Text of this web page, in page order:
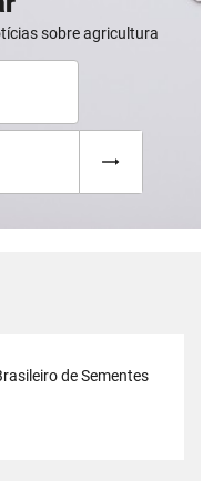
sobre agricultura
de Sementes